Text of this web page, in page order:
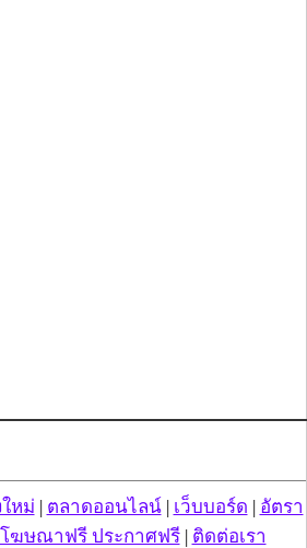
หม่ | ตลาดออนไลน์| เว็บบอร์ด | อัตรา
โฆษณาฟรี ประกาศฟรี| ติดต่อเรา